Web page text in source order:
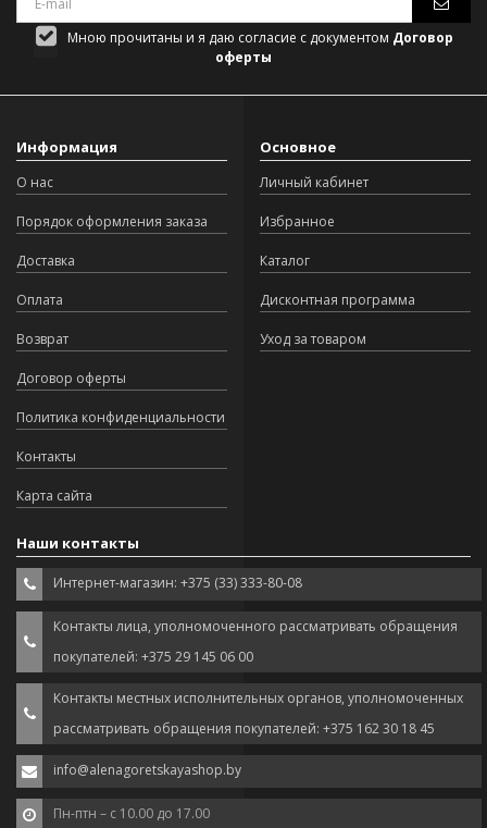
Мною прочитаны и я даю согласие с документом Договор
оферты
Информация
О нас
Порядок оформления заказа
Доставка
Оплата
Возврат
Договор оферты
Политика конфиденциальности
Контакты
Карта сайта
Основное
Личный кабинет
Избранное
Каталог
Дисконтная программа
Уход за товаром
Наши контакты
Интернет-магазин: +375 (33) 333-80-08
Контакты лица, уполномоченного рассматривать обращения
покупателей: +375 29 145 06 00
Контакты местных исполнительных органов, уполномоченных
рассматривать обращения покупателей: +375 162 30 18 45
info@alenagoretskayashop.by
Пн-птн – с 10.00 до 17.00